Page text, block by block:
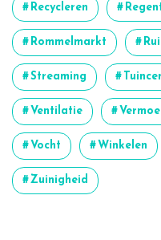
Recycleren
Rommelmarkt
Streaming
Ventilatie
Vocht Winkelen
Zuinigheid